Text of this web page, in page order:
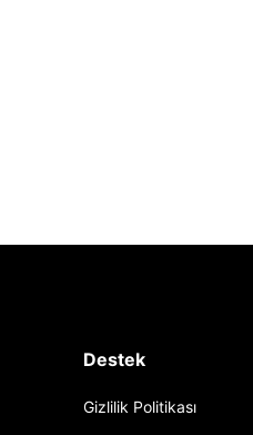
Destek
Gizlilik Politikası